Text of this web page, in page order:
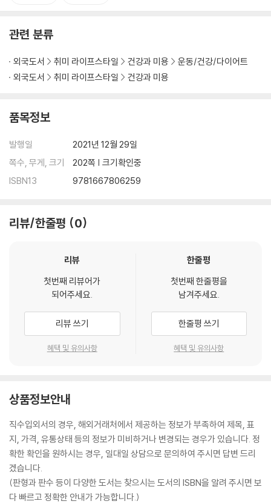
관련 분류
외국도서 취미 라이프스타일 건강과 미용
운동/건강/다이어트
외국도서
취미 라이프스타일 건강과 미용
품목정보
발행일
2021년 12월 29일
쪽수, 무게, 크기
202쪽 | 크기확인중
ISBN13
9781667806259
리뷰/한줄평 0
리뷰
첫번째 리뷰어가
되어주세요.
리뷰 쓰기
혜택 및 유의사항
한줄평
첫번째 한줄평을
남겨주세요.
한줄평 쓰기
혜택 및 유의사항
상품정보안내
직수입외서의 경우, 해외거래처에서 제공하는 정보가 부족하여 제목, 표
지, 가격, 유통상태 등의 정보가 미비하거나 변경되는 경우가 있습니다. 정
확한 확인을 원하시는 경우, 일대일 상담으로 문의하여 주시면 답변 드리
겠습니다.
(판형과 판수 등이 다양한 도서는 찾으시는 도서의 ISBN을 알려 주시면 보
다 빠르고 정확한 안내가 가능합니다.)